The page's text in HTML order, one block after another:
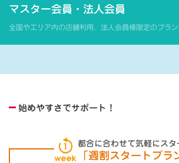
マスター会員・法人会員
全国やエリア内の店舗利用、法人会員様限定のプラン
始めやすさでサポート！
都合に合わせて気軽にスタ
「週割スタートプラ